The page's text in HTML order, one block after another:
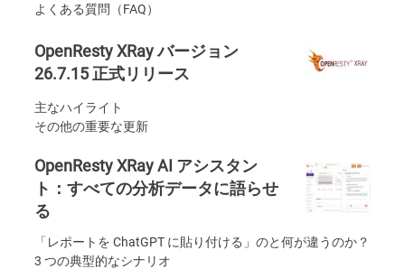
よくある質問（FAQ）
OpenResty XRay バージョン
26.7.15 正式リリース
主なハイライト
その他の重要な更新
OpenResty XRay AI アシスタン
ト：すべての分析データに語らせ
る
「レポートを ChatGPT に貼り付ける」のと何が違うのか？
3 つの典型的なシナリオ